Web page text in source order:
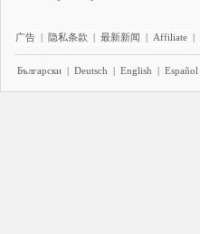
广告 | 隐私条款 | 最新新闻 | Affiliate |
Български | Deutsch | English | Español